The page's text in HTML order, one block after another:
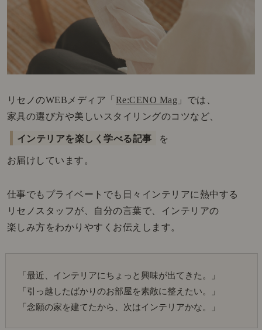
リセノのWEBメディア「 Re:CENO Mag 」では、
家具の選び方や美しいスタイリングのコツなど、
インテリアを楽しく学べる記事 を
お届けしています。
仕事でもプライベートでも日々インテリアに熱中する
リセノスタッフが、自分の言葉で、インテリアの
楽しみ方をわかりやすくお伝えします。
「最近、インテリアにちょっと興味が出てきた。」
「引っ越したばかりのお部屋を素敵に整えたい。」
「念願の家を建てたから、次はインテリアかな。」